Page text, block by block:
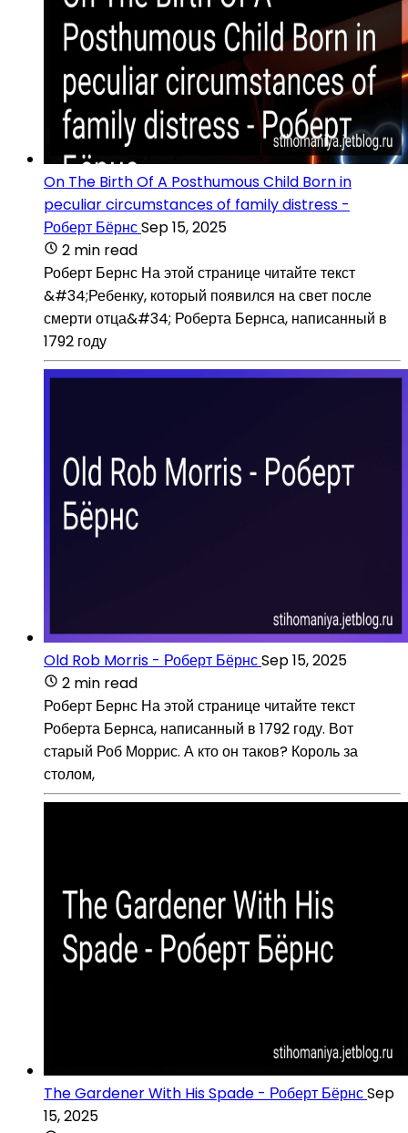
On The Birth Of A Posthumous Child Born in
peculiar circumstances of family distress -
Роберт БёрнсSep 15, 2025
2 min read
Роберт Бернс На этой странице читайте текст
&#34;Ребенку, который появился на свет после
смерти отца&#34; Роберта Бернса, написанный в
1792 году
Old Rob Morris - Роберт БёрнсSep 15, 2025
2 min read
Роберт Бернс На этой странице читайте текст
Роберта Бернса, написанный в 1792 году. Вот
старый Роб Моррис. А кто он таков? Король за
столом,
The Gardener With His Spade - Роберт БёрнсSep
15, 2025